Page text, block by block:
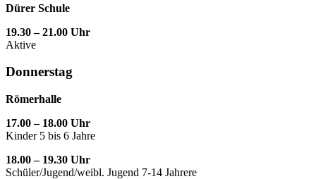
Dürer Schule
19.30 – 21.00 Uhr
Aktive
Donnerstag
Römerhalle
17.00 – 18.00 Uhr
Kinder 5 bis 6 Jahre
18.00 – 19.30 Uhr
Schüler/Jugend/weibl. Jugend 7-14 Jahrere